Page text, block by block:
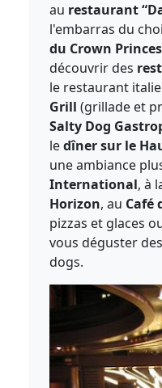
au restaurant
l'embarras du
du Crown
découvrir des
le restaurant
Grill (grillade et
Salty Dog
ledîner sur le
une ambiance
International, à
Horizon, au Café
pizzas et glaces
vous déguster
dogs.